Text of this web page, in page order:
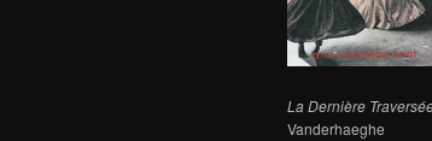
La Dernière
Vanderhaeghe